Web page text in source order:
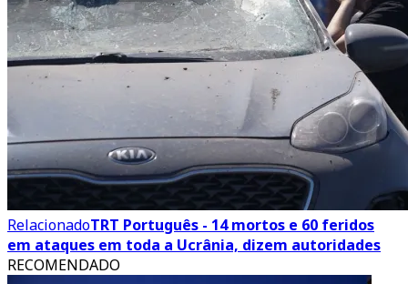
RelacionadoTRT Português - 14 mortos e 60 feridos
em ataques em toda a Ucrânia, dizem autoridades
RECOMENDADO